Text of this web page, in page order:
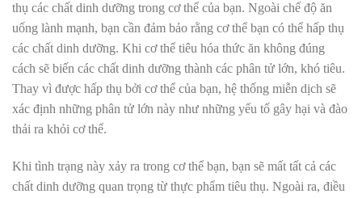
thụ các chất dinh dưỡng trong cơ thể của bạn. Ngoài chế độ ăn
uống lành mạnh, bạn cần đảm bảo rằng cơ thể bạn có thể hấp thụ
các chất dinh dưỡng. Khi cơ thể tiêu hóa thức ăn không đúng
cách sẽ biến các chất dinh dưỡng thành các phân tử lớn, khó tiêu.
Thay vì được hấp thụ bởi cơ thể của bạn, hệ thống miễn dịch sẽ
xác định những phân tử lớn này như những yếu tố gây hại và đào
thải ra khỏi cơ thể.
Khi tình trạng này xảy ra trong cơ thể bạn, bạn sẽ mất tất cả các
chất dinh dưỡng quan trọng từ thực phẩm tiêu thụ. Ngoài ra, điều